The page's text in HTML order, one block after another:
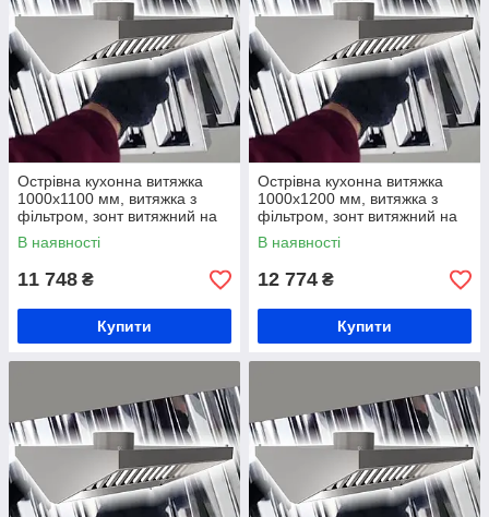
Острівна кухонна витяжка
1000х1100 мм, витяжка з
фільтром, зонт витяжний на
кухню, вентеляційна витяжка
зі жирозбирачем
В наявності
11 748 ₴
Купити
Острівна кухонна витяжка
1000х1200 мм, витяжка з
фільтром, зонт витяжний на
кухню, вентеляційна витяжка
зі жирозбирачем
В наявності
12 774 ₴
Купити